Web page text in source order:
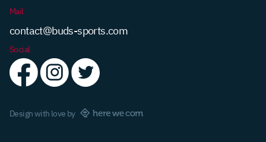
Mail
contact@buds-sports.com
Social
Design with love by